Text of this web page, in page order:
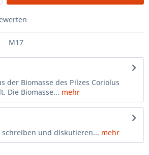
M17
der Biomasse des Pilzes Coriolus
Die Biomasse... mehr
schreiben und diskutieren... mehr